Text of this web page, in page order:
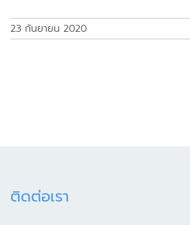
23 กันยายน 2020
ติดต่อเรา